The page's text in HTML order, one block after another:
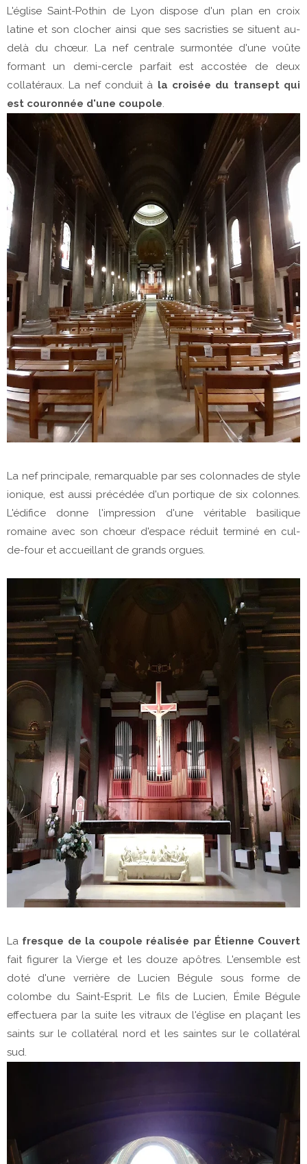
L'église Saint-Pothin de Lyon dispose d'un plan en croix
latine et son clocher ainsi que ses sacristies se situent au-
delà du chœur. La nef centrale surmontée d'une voûte
formant un demi-cercle parfait est accostée de deux
collatéraux. La nef conduit à la croisée du transept qui
est couronnée d'une coupole
La nef principale, remarquable par ses colonnades de style
ionique, est aussi précédée d'un portique de six colonnes.
L'édifice donne l'impression d'une véritable basilique
romaine avec son chœur d'espace réduit terminé en cul-
de-four et accueillant de grands orgues.
La fresque de la coupole réalisée par Étienne Couvert
fait figurer la Vierge et les douze apôtres. L'ensemble est
doté d'une verrière de Lucien Bégule sous forme de
colombe du Saint-Esprit. Le fils de Lucien, Émile Bégule
effectuera par la suite les vitraux de l'église en plaçant les
saints sur le collatéral nord et les saintes sur le collatéral
sud.